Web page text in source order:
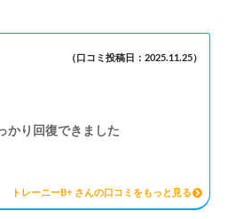
（口コミ投稿日：2025.11.25）
かり回復できました
トレーニーB+ さんの口コミをもっと見る